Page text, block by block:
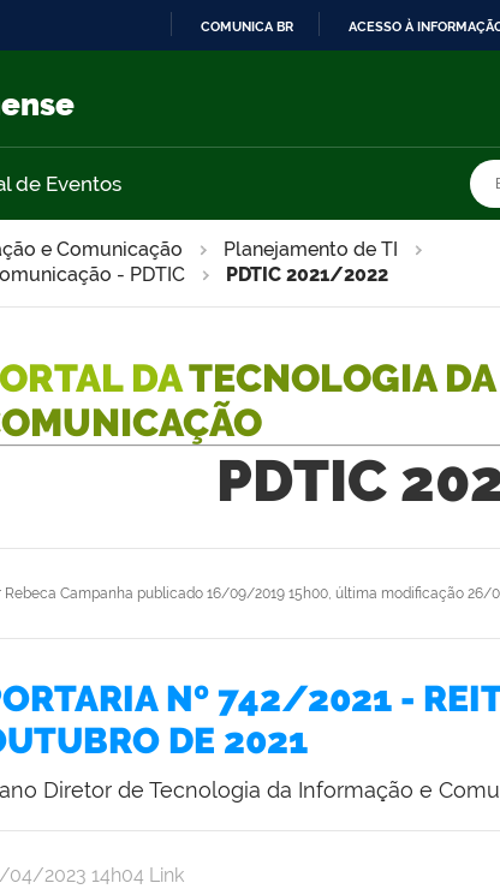
COMUNICA BR ACESSO À
de Eventos
e Comunicação
Planejamento de TI
- PDTIC
PDTIC 2021/2022
DATECNOLOGIA
PDTIC
Rebeca Campanha publicado 16/09/2019 15h00, última modificação 26/
Nº 742/2021 -
DE 2021
Diretor de Tecnologia da Informação e
04/2023 14h04 Link